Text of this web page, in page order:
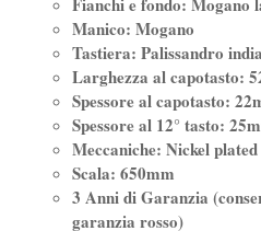
Manico: Mogano
Tastiera: Palissandro
Larghezza al capotasto:
Spessore al capotasto:
Spessore al 12° tasto:
Meccaniche: Nickel plated
Scala: 650mm
3 Anni di Garanzia
garanzia rosso)